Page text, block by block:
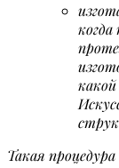
какой
Такая